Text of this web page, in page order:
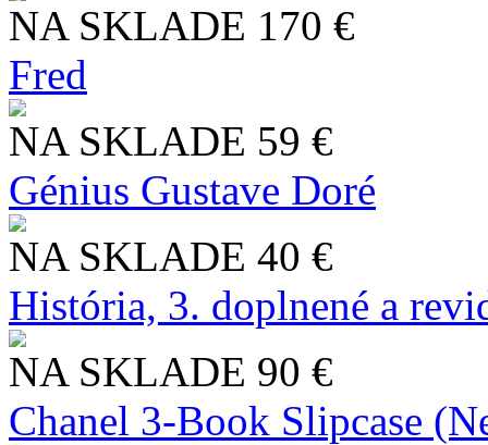
NA SKLADE 170 €
Fred
NA SKLADE 59 €
Génius Gustave Doré
NA SKLADE 40 €
História, 3. doplnené a
NA SKLADE 90 €
Chanel 3-Book Slipcase